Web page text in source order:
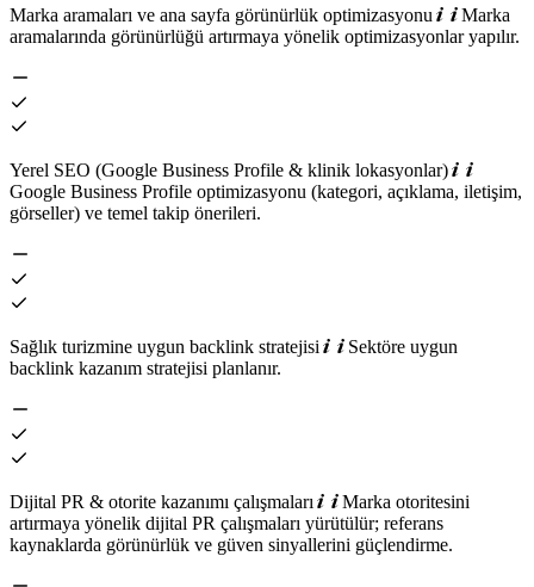
Marka aramaları ve ana sayfa görünürlük optimizasyonu
Marka
aramalarında görünürlüğü artırmaya yönelik optimizasyonlar yapılır.
Yerel SEO (Google Business Profile & klinik lokasyonlar)
Google Business Profile optimizasyonu (kategori, açıklama, iletişim,
görseller) ve temel takip önerileri.
Sağlık turizmine uygun backlink stratejisi
Sektöre uygun
backlink kazanım stratejisi planlanır.
Dijital PR & otorite kazanımı çalışmaları
Marka otoritesini
artırmaya yönelik dijital PR çalışmaları yürütülür; referans
kaynaklarda görünürlük ve güven sinyallerini güçlendirme.